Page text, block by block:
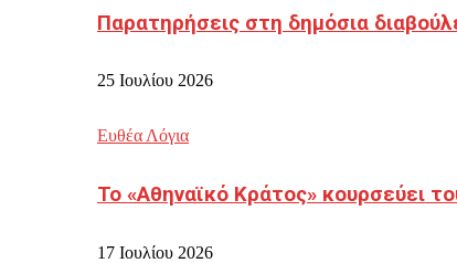
Παρατηρήσεις στη δημόσια
25 Ιουλίου 2026
Ευθέα Λόγια
Το «Αθηναϊκό Κράτος» κουρσεύει
17 Ιουλίου 2026